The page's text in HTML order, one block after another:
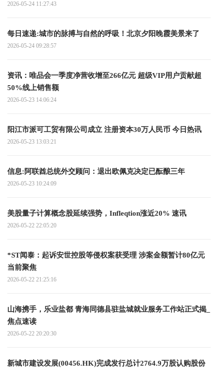
2026-05-24 11:27:43
每日速递:城市的脉搏与自然的呼吸！北京夕阳晚霞美景来了
2026-05-24 09:28:57
资讯：唯品会一季度净营收增至266亿元 超级VIP用户贡献超
50%线上销售额
2026-05-23 14:06:24
阳江市派可工贸有限公司成立 注册资本30万人民币 今日热讯
2026-05-23 13:03:21
信息:阿联酋总统外交顾问：退出欧佩克决定已酝酿三年
2026-05-23 10:24:09
美股量子计算概念股延续强势，Infleqtion涨近20% 速讯
2026-05-22 22:05:20
*ST闻泰：起诉安世控股等侵权案获受理 涉案金额暂计80亿元
当前聚焦
2026-05-22 21:25:16
山海携手，乐业盐都 青海同德县驻盐城就业服务工作站正式揭_
焦点速读
2026-05-22 20:20:30
新城市建设发展(00456.HK)完成发行总计2764.9万股认购股份